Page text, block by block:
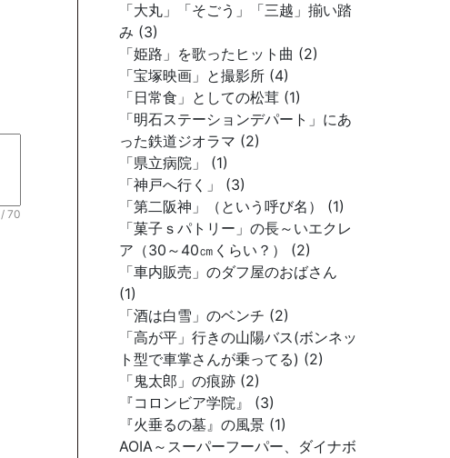
/ 70
「大丸」「そごう」「三越」揃い踏
み (3)
「姫路」を歌ったヒット曲 (2)
「宝塚映画」と撮影所 (4)
「日常食」としての松茸 (1)
「明石ステーションデパート」にあ
った鉄道ジオラマ (2)
「県立病院」 (1)
「神戸へ行く」 (3)
「第二阪神」（という呼び名） (1)
「菓子ｓパトリー」の長～いエクレ
ア（30～40㎝くらい？） (2)
「車内販売」のダフ屋のおばさん
(1)
「酒は白雪」のベンチ (2)
「高が平」行きの山陽バス(ボンネッ
ト型で車掌さんが乗ってる) (2)
「鬼太郎」の痕跡 (2)
『コロンビア学院』 (3)
『火垂るの墓』の風景 (1)
AOIA～スーパーフーパー、ダイナボ